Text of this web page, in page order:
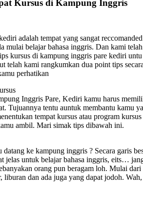
Kursus di Kampung Inggris
adalah tempat yang sangat reccomanded
mulai belajar bahasa inggris. Dan kami telah
kursus di kampung inggris pare kediri untu
telah kami rangkumkan dua point tips
perhatikan
Inggris Pare, Kediri kamu harus
Tujuannya tentu auntuk membantu kamu
tempat kursus atau program kursus
ambil. Mari simak tips dibawah ini.
ke kampung inggris ? Secara garis
jelas untuk belajar bahasa inggris, eits…
orang pun beragam loh. Mulai dari
liburan dan ada juga yang dapat jodoh. Wah,